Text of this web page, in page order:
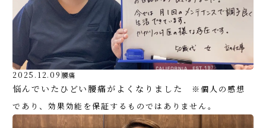
2025.12.09腰痛
悩んでいたひどい腰痛がよくなりました
※個人の感想
であり、効果効能を保証するものではありません。